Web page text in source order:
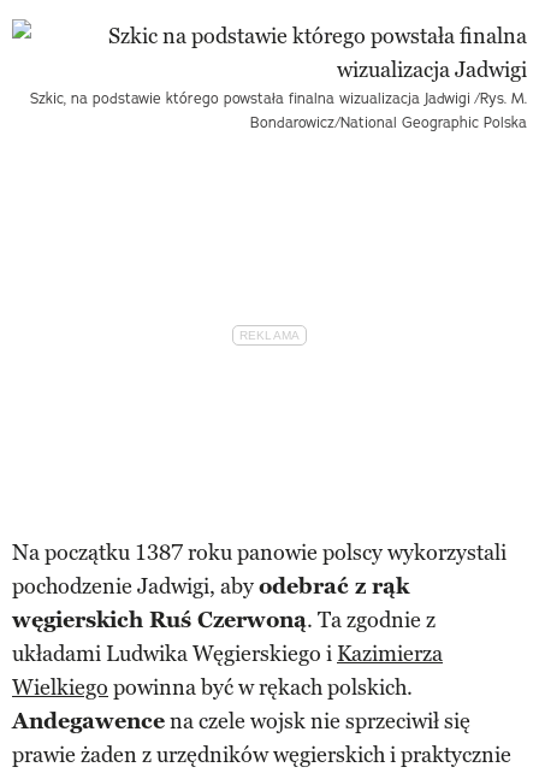
Szkic, na podstawie którego powstała finalna wizualizacja Jadwigi /Rys. M.
Bondarowicz/National Geographic Polska
Na początku 1387 roku panowie polscy wykorzystali
pochodzenie Jadwigi, abyodebrać z rąk
węgierskich Ruś Czerwoną. Ta zgodnie z
układami Ludwika Węgierskiego i Kazimierza
Wielkiego powinna być w rękach polskich.
Andegawencena czele wojsk nie sprzeciwił się
prawie żaden z urzędników węgierskich i praktycznie